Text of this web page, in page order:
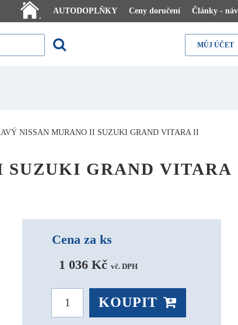
.
AUTODOPLŇKY Ceny doručení Články -
MŮJ ÚČET
NISSAN MURANO II SUZUKI GRAND VITARA II
SUZUKI GRAND
Cena za ks
1 036 Kč vč. DPH
KOUPIT